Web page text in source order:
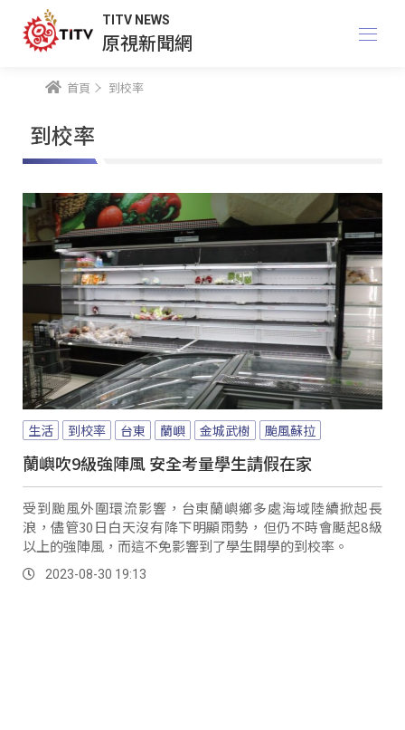
TITV NEWS
原視新聞網
首頁 到校率
到校率
生活 到校率 台東 蘭嶼 金城武樹 颱風蘇拉
蘭嶼吹9級強陣風 安全考量學生請假在家
受到颱風外圍環流影響，台東蘭嶼鄉多處海域陸續掀起長
浪，儘管30日白天沒有降下明顯雨勢，但仍不時會颳起8級
以上的強陣風，而這不免影響到了學生開學的到校率。
2023-08-30 19:13